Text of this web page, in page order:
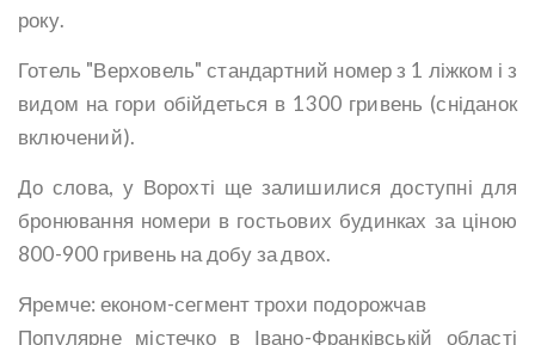
року.
Готель "Верховель" стандартний номер з 1 ліжком і з
видом на гори обійдеться в 1300 гривень (сніданок
включений).
До слова, у Ворохті ще залишилися доступні для
бронювання номери в гостьових будинках за ціною
800-900 гривень на добу за двох.
Яремче: економ-сегмент трохи подорожчав
Популярне містечко в Івано-Франківській області